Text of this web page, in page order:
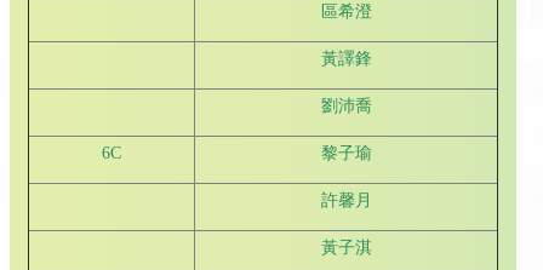
區希澄
黃譯鋒
劉沛喬
6C 黎子瑜
許馨月
黃子淇